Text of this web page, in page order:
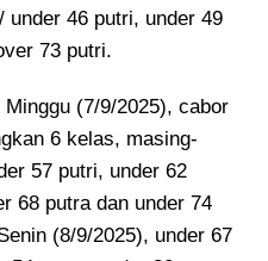
under 46 putri, under 49
73 putri.
(7/9/2025), cabor
6 kelas, masing-
57 putri, under 62
68 putra dan under 74
(8/9/2025), under 67